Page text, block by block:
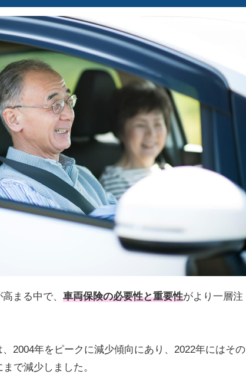
まる中で、 車両保険の必要性と重要性がより一層注
2004年をピークに減少傾向にあり、2022年にはその
で減少しました。